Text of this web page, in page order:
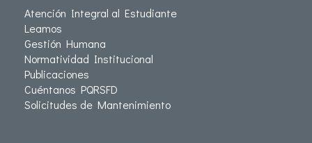
Atención Integral al Estudiante
Leamos
Gestión Humana
Normatividad Institucional
Publicaciones
Cuéntanos PQRSFD
Solicitudes de Mantenimiento